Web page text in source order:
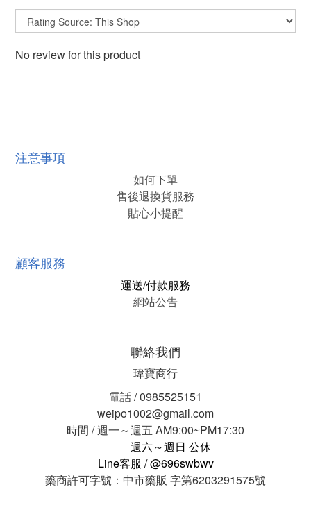
No review for this product
注意事項
如何下單
售後退換貨服務
貼心小提醒
顧客服務
運送/付款服務
網站公告
聯絡我們
瑋寶商行
電話 / 0985525151
weipo1002@gmail.com
時間 / 週一～週五 AM9:00~PM17:30
週六～週日 公休
Line客服 / @696swbwv
藥商許可字號：中市藥販 字第6203291575號